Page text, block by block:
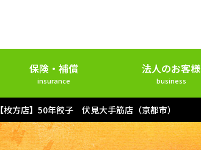
保険・補償
insurance
法人のお客様
business
【枚方店】50年餃子 伏見大手筋店（京都市）